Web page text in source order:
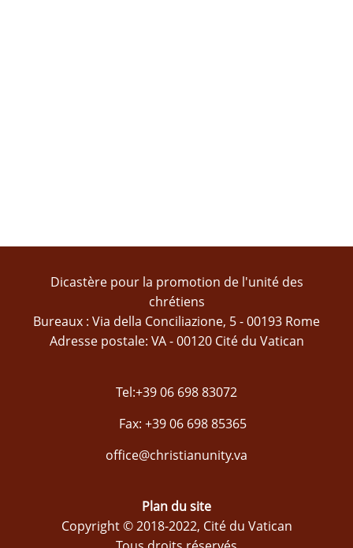
Dicastère pour la promotion de l'unité des
chrétiens
Bureaux : Via della Conciliazione, 5 - 00193 Rome
Adresse postale: VA - 00120 Cité du Vatican
Tel:+39 06 698 83072
Fax: +39 06 698 85365
office@christianunity.va
Plan du site
Copyright © 2018-2022, Cité du Vatican